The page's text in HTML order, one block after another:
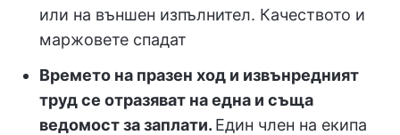
или на външен изпълнител. Качеството и
маржовете спадат
Времето на празен ход и извънредният
труд се отразяват на една и съща
ведомост за заплати. Един член на екипа